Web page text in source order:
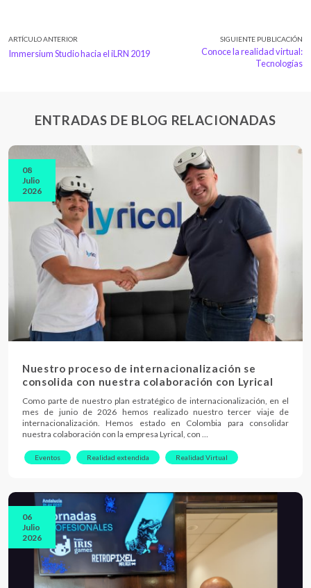
ARTÍCULO ANTERIOR
Immersium Studio hacia el iLRN 2019
SIGUIENTE PUBLICACIÓN
Conoce la realidad virtual:
Tecnologías
ENTRADAS DE BLOG RELACIONADAS
08
Julio
2026
Nuestro proceso de internacionalización se
consolida con nuestra colaboración con Lyrical
Como parte de nuestro plan estratégico de internacionalización, en el
mes de junio de 2026 hemos realizado nuestro tercer viaje de
internacionalización. Hemos estado en Colombia para consolidar
nuestra colaboración con la empresa Lyrical, con …
Eventos Realidad extendida Realidad Virtual
06
Julio
2026